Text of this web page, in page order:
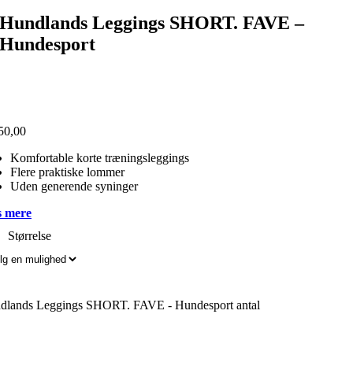
Hundlands Leggings SHORT. FAVE –
Hundesport
Komfortable korte træningsleggings
Flere praktiske lommer
Uden generende syninger
mere
Størrelse
Leggings SHORT. FAVE - Hundesport antal